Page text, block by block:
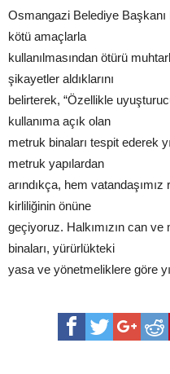
Osmangazi Belediye
kötü amaçlarla
kullanılmasından ötürü
şikayetler aldıklarını
belirterek, “Özellikle
kullanıma açık olan
metruk binaları tespit ederek
metruk yapılardan
arındıkça, hem
kirliliğinin önüne
geçiyoruz. Halkımızın can
binaları, yürürlükteki
yasa ve yönetmeliklere göre